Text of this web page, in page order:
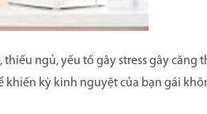
ngủ, yếu tố gây stress gây căng
khiến kỳ kinh nguyệt của bạn gái